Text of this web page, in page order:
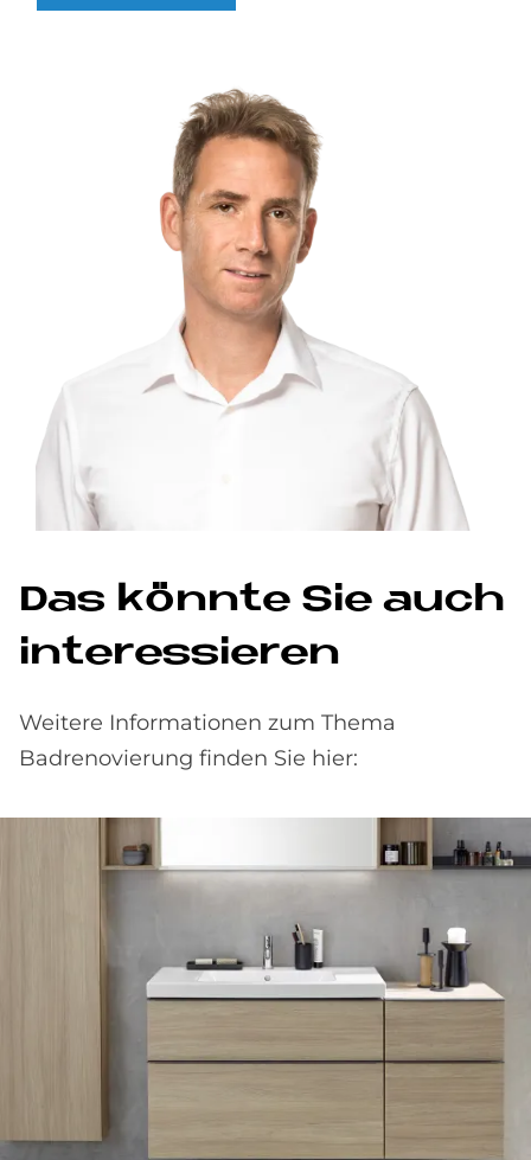
Das könnte Sie auch
interessieren
Weitere Informationen zum Thema
Badrenovierung finden Sie hier: